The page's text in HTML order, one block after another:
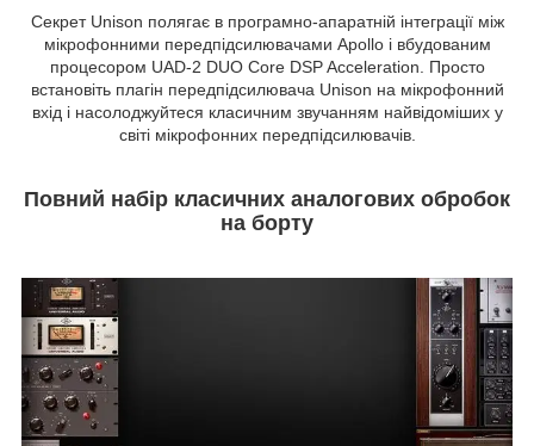
Секрет Unison полягає в програмно-апаратній інтеграції між
мікрофонними передпідсилювачами Apollo і вбудованим
процесором UAD-2 DUO Core DSP Acceleration. Просто
встановіть плагін передпідсилювача Unison на мікрофонний
вхід і насолоджуйтеся класичним звучанням найвідоміших у
світі мікрофонних передпідсилювачів.
Повний набір класичних аналогових обробок
на борту